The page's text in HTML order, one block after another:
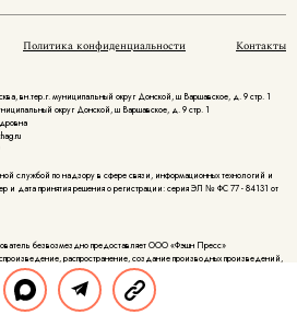
Политика конфиденциальности Контакты
вн.тер.г. муниципальный округ Донской, ш Варшавское, д. 9 стр. 1
округ Донской, ш Варшавское, д. 9 стр. 1
службой по надзору в сфере связи, информационных технологий и
и дата принятия решения о регистрации: серия ЭЛ № ФС 77 - 84131 от
безвозмездно предоставляет ООО «Фэшн Пресс»
распространение, создание производных произведений,
их до всеобщего сведения.